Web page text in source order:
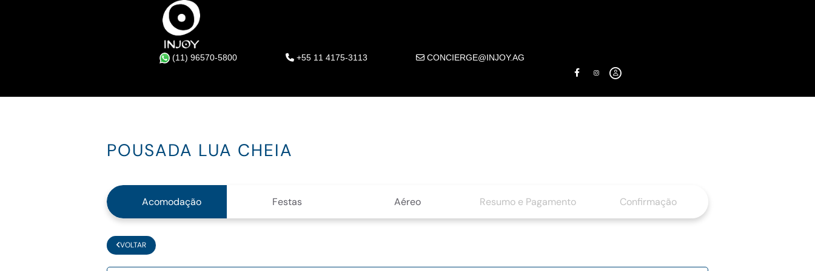
(11) 96570-5800 +55 11 4175-3113 CONCIERGE@INJOY.AG
POUSADA LUA CHEIA
VOLTAR
Acomodação Festas Aéreo Resumo e Pagamento Confirmação